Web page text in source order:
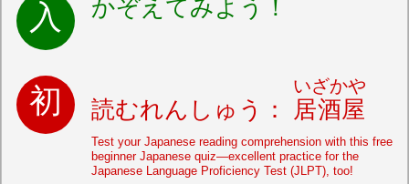
かぞえてみよう！
読むれんしゅう： 居酒屋
いざかや
Test your Japanese reading comprehension with this free
beginner Japanese quiz—excellent practice for the
Japanese Language Proficiency Test (JLPT), too!